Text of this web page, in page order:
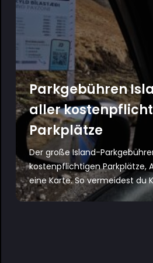
Parkgebühren
aller
Parkplätze
Der große Island-
kostenpflichtigen Parkplätze,
eine Karte. So vermeidest du